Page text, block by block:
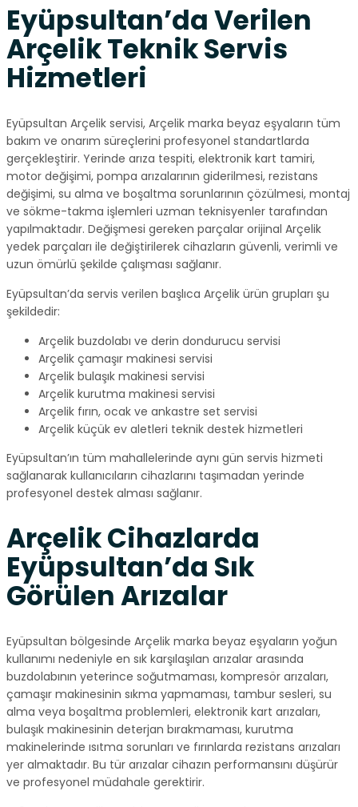
Eyüpsultan’da Verilen
Arçelik Teknik Servis
Hizmetleri
Eyüpsultan Arçelik servisi, Arçelik marka beyaz eşyaların tüm
bakım ve onarım süreçlerini profesyonel standartlarda
gerçekleştirir. Yerinde arıza tespiti, elektronik kart tamiri,
motor değişimi, pompa arızalarının giderilmesi, rezistans
değişimi, su alma ve boşaltma sorunlarının çözülmesi, montaj
ve sökme-takma işlemleri uzman teknisyenler tarafından
yapılmaktadır. Değişmesi gereken parçalar orijinal Arçelik
yedek parçaları ile değiştirilerek cihazların güvenli, verimli ve
uzun ömürlü şekilde çalışması sağlanır.
Eyüpsultan’da servis verilen başlıca Arçelik ürün grupları şu
şekildedir:
Arçelik buzdolabı ve derin dondurucu servisi
Arçelik çamaşır makinesi servisi
Arçelik bulaşık makinesi servisi
Arçelik kurutma makinesi servisi
Arçelik fırın, ocak ve ankastre set servisi
Arçelik küçük ev aletleri teknik destek hizmetleri
Eyüpsultan’ın tüm mahallelerinde aynı gün servis hizmeti
sağlanarak kullanıcıların cihazlarını taşımadan yerinde
profesyonel destek alması sağlanır.
Arçelik Cihazlarda
Eyüpsultan’da Sık
Görülen Arızalar
Eyüpsultan bölgesinde Arçelik marka beyaz eşyaların yoğun
kullanımı nedeniyle en sık karşılaşılan arızalar arasında
buzdolabının yeterince soğutmaması, kompresör arızaları,
çamaşır makinesinin sıkma yapmaması, tambur sesleri, su
alma veya boşaltma problemleri, elektronik kart arızaları,
bulaşık makinesinin deterjan bırakmaması, kurutma
makinelerinde ısıtma sorunları ve fırınlarda rezistans arızaları
yer almaktadır. Bu tür arızalar cihazın performansını düşürür
ve profesyonel müdahale gerektirir.